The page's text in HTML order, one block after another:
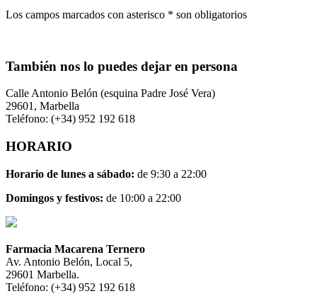
Los campos marcados con asterisco * son obligatorios
También nos lo puedes dejar en persona
Calle Antonio Belón (esquina Padre José Vera)
29601, Marbella
Teléfono: (+34) 952 192 618
HORARIO
Horario de lunes a sábado: de 9:30 a 22:00
Domingos y festivos: de 10:00 a 22:00
Farmacia Macarena Ternero
Av. Antonio Belón, Local 5,
29601 Marbella.
Teléfono: (+34) 952 192 618